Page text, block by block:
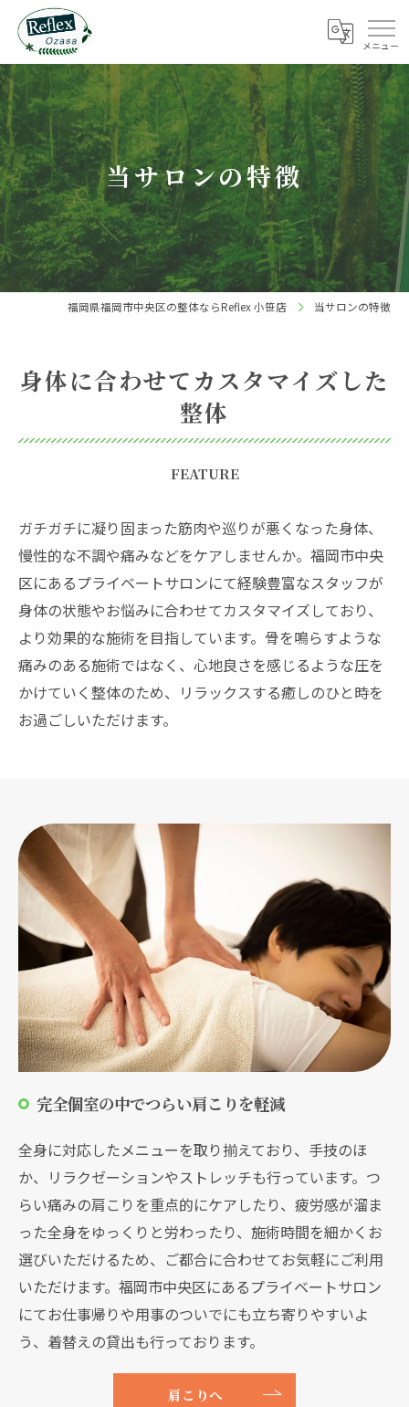
当サロンの特徴
福岡県福岡市中央区の整体ならReflex 小笹店 当サロンの特徴
身体に合わせてカスタマイズした
整体
FEATURE
ガチガチに凝り固まった筋肉や巡りが悪くなった身体、
慢性的な不調や痛みなどをケアしませんか。福岡市中央
区にあるプライベートサロンにて経験豊富なスタッフが
身体の状態やお悩みに合わせてカスタマイズしており、
より効果的な施術を目指しています。骨を鳴らすような
痛みのある施術ではなく、心地良さを感じるような圧を
かけていく整体のため、リラックスする癒しのひと時を
お過ごしいただけます。
完全個室の中でつらい肩こりを軽減
全身に対応したメニューを取り揃えており、手技のほ
か、リラクゼーションやストレッチも行っています。つ
らい痛みの肩こりを重点的にケアしたり、疲労感が溜ま
った全身をゆっくりと労わったり、施術時間を細かくお
選びいただけるため、ご都合に合わせてお気軽にご利用
いただけます。福岡市中央区にあるプライベートサロン
にてお仕事帰りや用事のついでにも立ち寄りやすいよ
う、着替えの貸出も行っております。
肩こりへ